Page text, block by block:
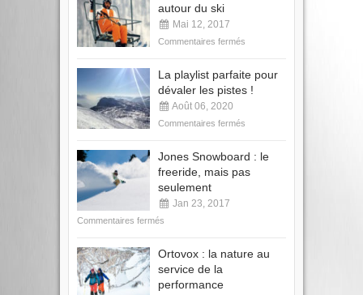
autour du ski
Mai 12, 2017
Commentaires fermés
La playlist parfaite pour
dévaler les pistes !
Août 06, 2020
Commentaires fermés
Jones Snowboard : le
freeride, mais pas
seulement
Jan 23, 2017
Commentaires fermés
Ortovox : la nature au
service de la
performance